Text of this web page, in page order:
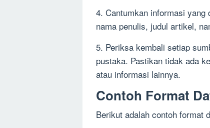
4. Cantumkan informasi
nama penulis, judul artikel,
5. Periksa kembali setiap
pustaka. Pastikan tidak ada
atau informasi lainnya.
Contoh Format
Berikut adalah contoh format